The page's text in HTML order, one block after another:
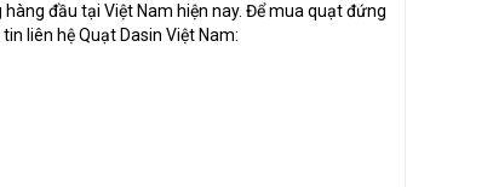
đầu tại Việt Nam hiện nay. Để mua quạt đứng
liên hệ Quạt Dasin Việt Nam: